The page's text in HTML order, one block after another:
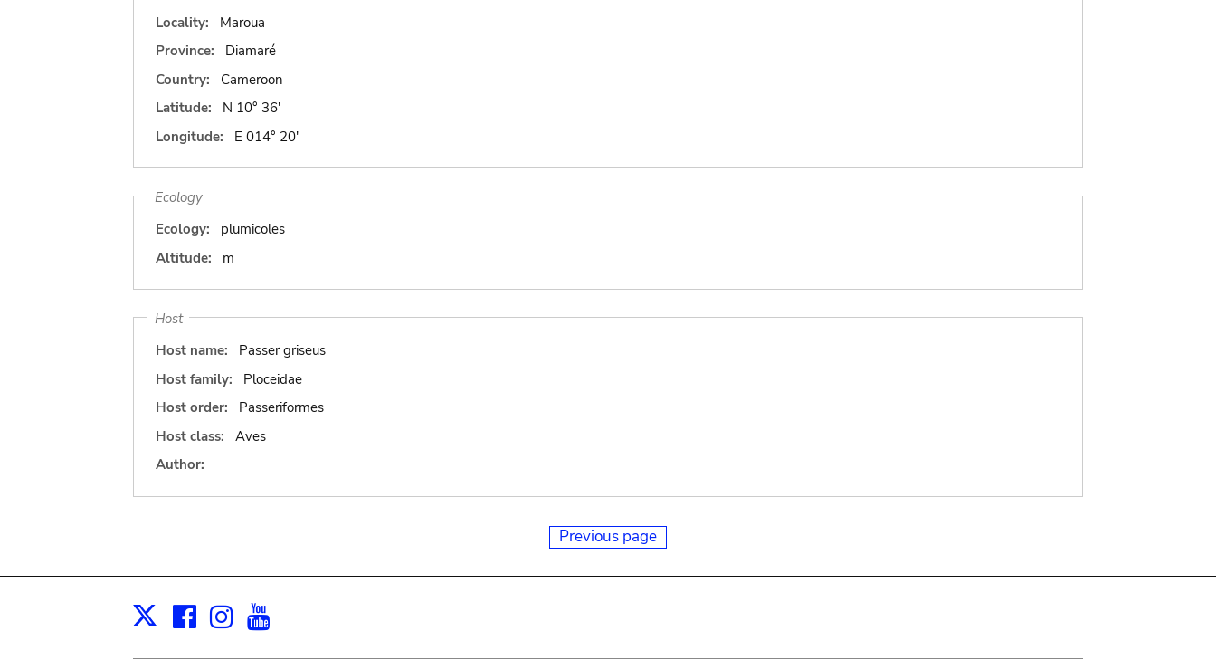
Locality:
Maroua
Province:
Diamaré
Country:
Cameroon
Latitude:
N 10° 36'
Longitude:
E 014° 20'
Ecology
Ecology:
plumicoles
Altitude:
m
Host
Host name:
Passer griseus
Host family:
Ploceidae
Host order:
Passeriformes
Host class:
Aves
Author:
Previous page
X Facebook
Instagram